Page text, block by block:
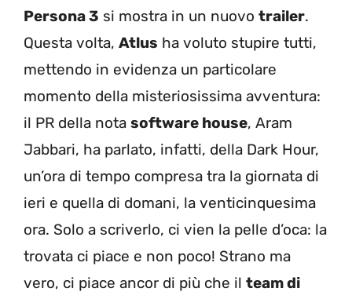
Persona 3 si mostra in un nuovo trailer.
Questa volta, Atlus ha voluto stupire tutti,
mettendo in evidenza un particolare
momento della misteriosissima avventura:
il PR della nota software house, Aram
Jabbari, ha parlato, infatti, della Dark Hour,
un’ora di tempo compresa tra la giornata di
ieri e quella di domani, la venticinquesima
ora. Solo a scriverlo, ci vien la pelle d’oca: la
trovata ci piace e non poco! Strano ma
vero, ci piace ancor di più che il team di